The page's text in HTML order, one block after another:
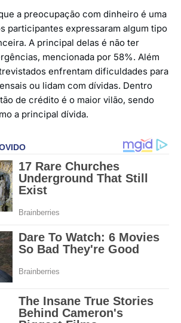
a preocupação com dinheiro é uma
participantes expressaram algum tipo
A principal delas é não ter
mencionada por 58%. Além
enfrentam dificuldades para
ou lidam com dívidas. Dentro
de crédito é o maior vilão, sendo
a principal dívida.